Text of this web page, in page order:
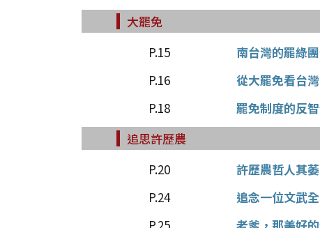
大罷免
P.15
南台灣的罷綠
P.16
從大罷免看台
P.18
罷免制度的反
追思許歷農
P.20
許歷農哲人其
P.24
追念一位文武